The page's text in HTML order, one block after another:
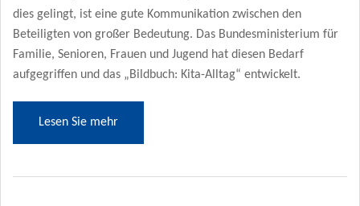
dies gelingt, ist eine gute Kommunikation zwischen den
Beteiligten von großer Bedeutung. Das Bundesministerium für
Familie, Senioren, Frauen und Jugend hat diesen Bedarf
aufgegriffen und das „Bildbuch: Kita-Alltag“ entwickelt.
Lesen Sie mehr